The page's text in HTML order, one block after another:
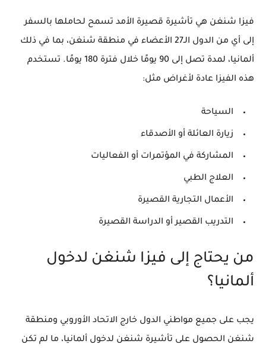
فيزا شنغن هي تأشيرة قصيرة الأمد تسمح لحاملها بالسفر
إلى أي من الدول الـ27 الأعضاء في منطقة شنغن، بما في ذلك
ألمانيا، لمدة تصل إلى 90 يومًا خلال فترة 180 يومًا. تستخدم
هذه الفيزا عادة لأغراض مثل:
السياحة
زيارة العائلة أو الأصدقاء
المشاركة في المؤتمرات أو الفعاليات
العلاج الطبي
الأعمال التجارية القصيرة
التدريب القصير أو الدراسة القصيرة
من يحتاج إلى فيزا شنغن لدخول
ألمانيا؟
يجب على جميع مواطني الدول خارج الاتحاد الأوروبي ومنطقة
شنغن الحصول على تأشيرة شنغن لدخول ألمانيا، ما لم تكن